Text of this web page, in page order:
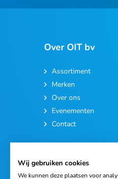
Over OIT bv
Assortiment
Merken
Over ons
Evenementen
Contact
Wij gebruiken cookies
We kunnen deze plaatsen voor